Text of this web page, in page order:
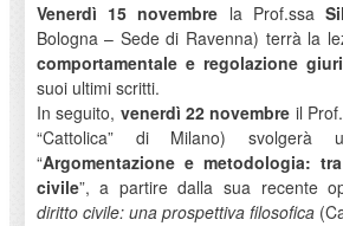
Venerdì 15 novembre la Prof.ssa
Bologna – Sede di Ravenna) terrà la
comportamentale e regolazione
suoi ultimi scritti.
In seguito, venerdì 22 novembre il
“Cattolica” di Milano) svolgerà
“Argomentazione e metodologia:
civile”, a partire dalla sua recente
diritto civile: una prospettiva filosofica